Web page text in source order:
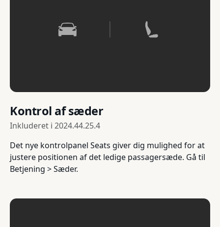
Kontrol af sæder
Inkluderet i 2024.44.25.4
Det nye kontrolpanel Seats giver dig mulighed for at
justere positionen af det ledige passagersæde. Gå til
Betjening > Sæder.